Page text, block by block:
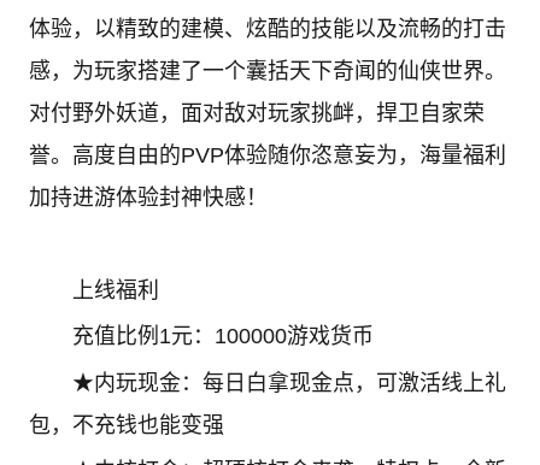
体验，以精致的建模、炫酷的技能以及流畅的打击
感，为玩家搭建了一个囊括天下奇闻的仙侠世界。
对付野外妖道，面对敌对玩家挑衅，捍卫自家荣
誉。高度自由的PVP体验随你恣意妄为，海量福利
加持进游体验封神快感！
上线福利
充值比例1元：100000游戏货币
★内玩现金：每日白拿现金点，可激活线上礼
包，不充钱也能变强